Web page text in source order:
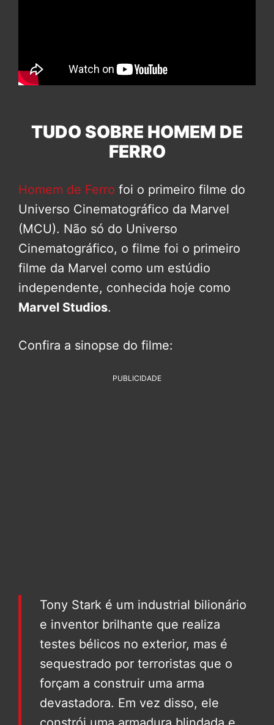
TUDO SOBRE HOMEM DE
FERRO
Homem de Ferro foi o primeiro filme do
Universo Cinematográfico da Marvel
(MCU). Não só do Universo
Cinematográfico, o filme foi o primeiro
filme da Marvel como um estúdio
independente, conhecida hoje como
Marvel Studios.
Confira a sinopse do filme:
PUBLICIDADE
Tony Stark é um industrial bilionário
e inventor brilhante que realiza
testes bélicos no exterior, mas é
sequestrado por terroristas que o
forçam a construir uma arma
devastadora. Em vez disso, ele